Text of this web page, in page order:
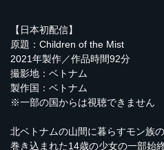
【日本初配信】
原題：Children of the Mist
2021年製作／作品時間92分
撮影地：ベトナム
製作国：ベトナム
※一部の国からは視聴できません
北ベトナムの山間に暮らすモン族
巻き込まれた14歳の少女の一部始